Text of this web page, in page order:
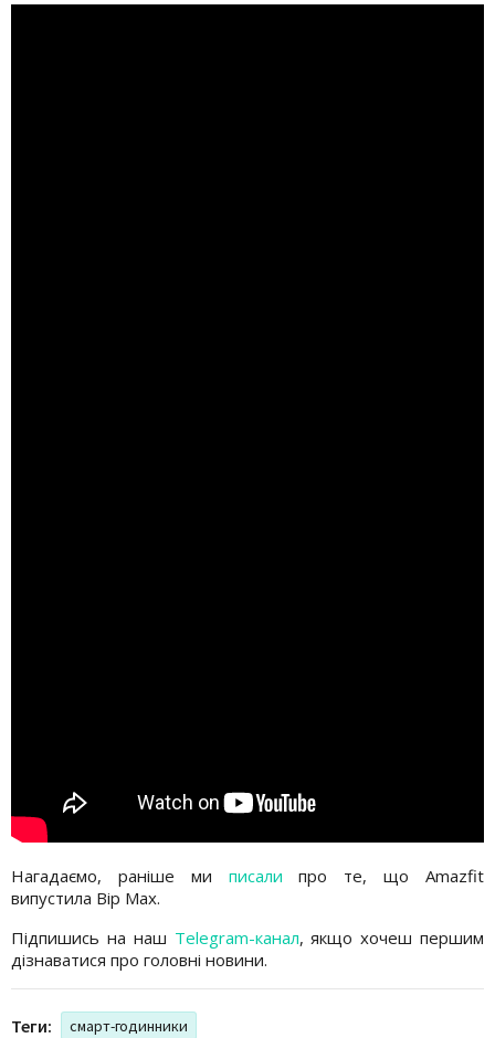
Нагадаємо, раніше ми писали про те, що Amazfit
випустила Bip Max.
Підпишись на наш Telegram-канал, якщо хочеш першим
дізнаватися про головні новини.
Теги: смарт-годинники